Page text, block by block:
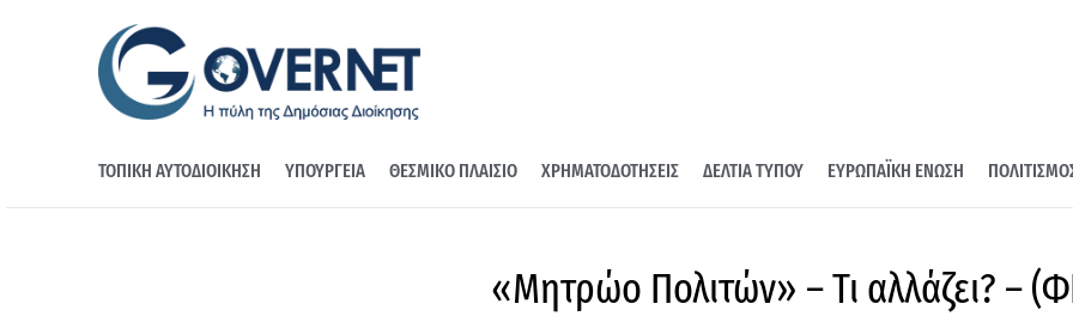
ΤΟΠΙΚΗ ΑΥΤΟΔΙΟΙΚΗΣΗ ΥΠΟΥΡΓΕΙΑ ΘΕΣΜΙΚΟ ΠΛΑΙΣΙΟ ΧΡΗΜΑΤΟΔΟΤΗΣΕΙΣ ΔΕΛΤΙΑ ΤΥΠΟΥ ΕΥΡΩΠΑΪΚΗ ΕΝΩΣΗ
«Μητρώο Πολιτών» – Τι αλλάζει? –